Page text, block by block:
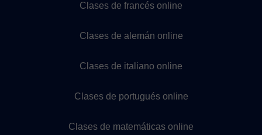
Clases de francés online
Clases de alemán online
Clases de italiano online
Clases de portugués online
Clases de matemáticas online